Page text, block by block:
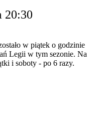
20:30
w piątek o godzinie
Legii w tym sezonie. Na
i soboty - po 6 razy.